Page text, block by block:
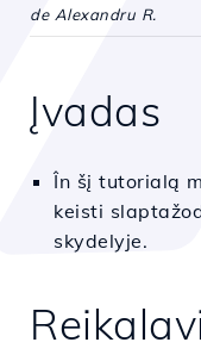
de Alexandru R.
Įvadas
În šį tutorialą
keisti
skydelyje.